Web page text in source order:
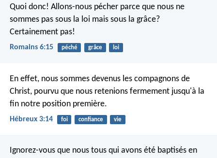
Quoi donc! Allons-nous pécher parce que nous ne
sommes pas sous la loi mais sous la grâce?
Certainement pas!
Romains 6:15 péché grâce loi
En effet, nous sommes devenus les compagnons de
Christ, pourvu que nous retenions fermement jusqu'à la
fin notre position première.
Hébreux 3:14 foi confiance vie
Ignorez-vous que nous tous qui avons été baptisés en